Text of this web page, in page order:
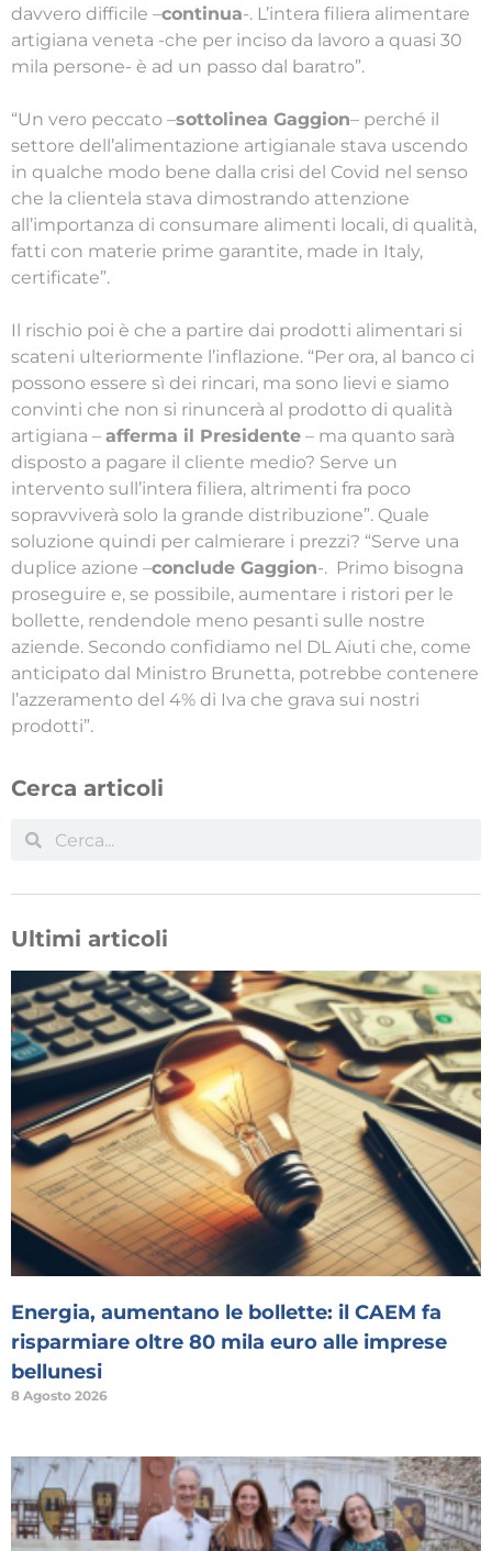
davvero difficile –continua-. L’intera filiera alimentare
artigiana veneta -che per inciso da lavoro a quasi 30
mila persone- è ad un passo dal baratro”.
“Un vero peccato –sottolinea Gaggion– perché il
settore dell’alimentazione artigianale stava uscendo
in qualche modo bene dalla crisi del Covid nel senso
che la clientela stava dimostrando attenzione
all’importanza di consumare alimenti locali, di qualità,
fatti con materie prime garantite, made in Italy,
certificate”.
Il rischio poi è che a partire dai prodotti alimentari si
scateni ulteriormente l’inflazione. “Per ora, al banco ci
possono essere sì dei rincari, ma sono lievi e siamo
convinti che non si rinuncerà al prodotto di qualità
artigiana – afferma il Presidente – ma quanto sarà
disposto a pagare il cliente medio? Serve un
intervento sull’intera filiera, altrimenti fra poco
sopravviverà solo la grande distribuzione”. Quale
soluzione quindi per calmierare i prezzi? “Serve una
duplice azione –conclude Gaggion-. Primo bisogna
proseguire e, se possibile, aumentare i ristori per le
bollette, rendendole meno pesanti sulle nostre
aziende. Secondo confidiamo nel DL Aiuti che, come
anticipato dal Ministro Brunetta, potrebbe contenere
l’azzeramento del 4% di Iva che grava sui nostri
prodotti”.
Cerca articoli
Ultimi articoli
Energia, aumentano le bollette: il CAEM fa
risparmiare oltre 80 mila euro alle imprese
bellunesi
8 Agosto 2026